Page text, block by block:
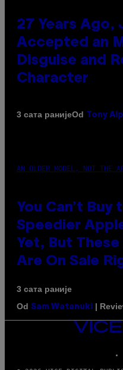
27 Years Ago,
Accepted an
Disguise and
Character
3 сата ранијеOd Tony
AN OLDER MODEL, NOT THE
You Can’t
Speedier
Yet, But
Are On Sale
3 сата раније
Od Sam Watanuki |
VICE
MEDIA